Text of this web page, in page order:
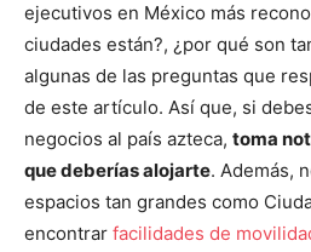
ejecutivos en México más
ciudades están?, ¿por qué son
algunas de las preguntas que
de este artículo. Así que, si
negocios al país azteca, toma
que deberías alojarte. Además,
espacios tan grandes como
encontrar facilidades de